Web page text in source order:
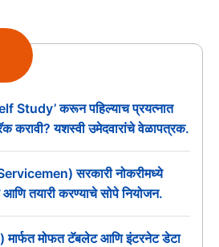
Study’ करून पहिल्याच प्रयत्नात
करावी? यशस्वी उमेदवारांचे वेळापत्रक.
सरकारी नोकरीमध्ये
तयारी करण्याचे सोपे नियोजन.
मार्फत मोफत टॅबलेट आणि इंटरनेट डेटा